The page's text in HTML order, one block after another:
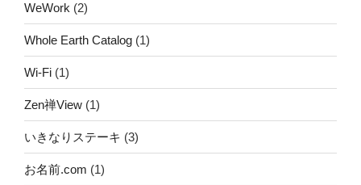
WeWork (2)
Whole Earth Catalog (1)
Wi-Fi (1)
Zen禅View (1)
いきなりステーキ (3)
お名前.com (1)